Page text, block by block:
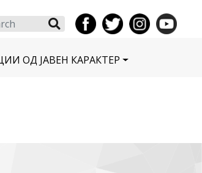
Search
ОД ЈАВЕН КАРАКТЕР